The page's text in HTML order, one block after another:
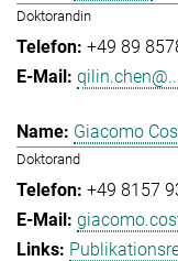
Doktorandin
+49 89
Giacomo
Doktorand
+49 8157